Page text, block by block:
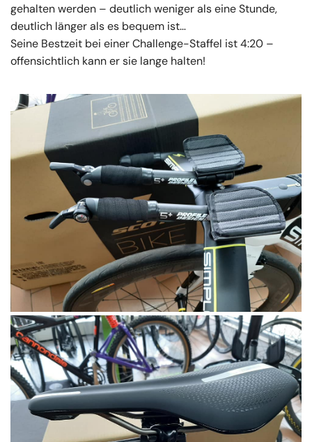
gehalten werden – deutlich weniger als eine Stunde,
deutlich länger als es bequem ist…
Seine Bestzeit bei einer Challenge-Staffel ist 4:20 –
offensichtlich kann er sie lange halten!